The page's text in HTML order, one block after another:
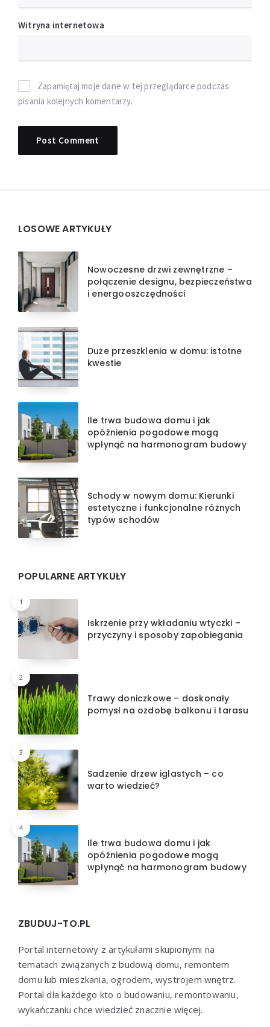
Witryna internetowa
Zapamiętaj moje dane w tej przeglądarce podczas
pisania kolejnych komentarzy.
Widgets
LOSOWE ARTYKUŁY
Nowoczesne drzwi zewnętrzne –
połączenie designu, bezpieczeństwa
i energooszczędności
Duże przeszklenia w domu: istotne
kwestie
Ile trwa budowa domu i jak
opóźnienia pogodowe mogą
wpłynąć na harmonogram budowy
Schody w nowym domu: Kierunki
estetyczne i funkcjonalne różnych
typów schodów
POPULARNE ARTYKUŁY
1
Iskrzenie przy wkładaniu wtyczki –
przyczyny i sposoby zapobiegania
2
Trawy doniczkowe – doskonały
pomysł na ozdobę balkonu i tarasu
3
Sadzenie drzew iglastych – co
warto wiedzieć?
4
Ile trwa budowa domu i jak
opóźnienia pogodowe mogą
wpłynąć na harmonogram budowy
ZBUDUJ-TO.PL
Portal internetowy z artykułami skupionymi na
tematach związanych z budową domu, remontem
domu lub mieszkania, ogrodem, wystrojem wnętrz.
Portal dla każdego kto o budowaniu, remontowaniu,
wykańczaniu chce wiedzieć znacznie więcej.